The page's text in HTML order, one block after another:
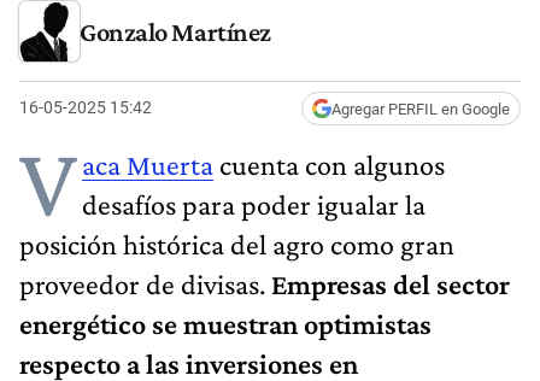
Gonzalo Martínez
16-05-2025 15:42 Agregar PERFIL en Google
Vaca Muerta cuenta con algunos
desafíos para poder igualar la
posición histórica del agro como gran
proveedor de divisas. Empresas del sector
energético se muestran optimistas
respecto a las inversiones en